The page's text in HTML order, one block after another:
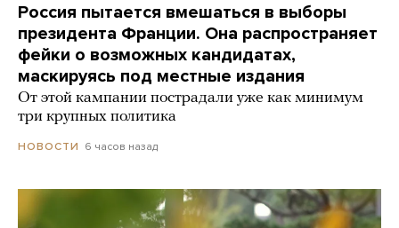
Россия пытается вмешаться в выборы
президента Франции. Она распространяет
фейки о возможных кандидатах,
маскируясь под местные издания
От этой кампании пострадали уже как минимум
три крупных политика
НОВОСТИ 6 часов назад